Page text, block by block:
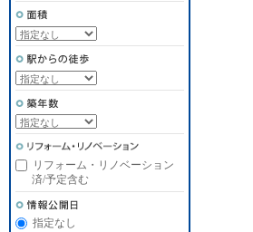
リフォーム・リノベーション
済/予定含む
指定なし